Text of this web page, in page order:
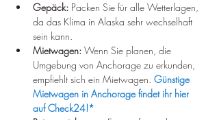
Gepäck: Packen Sie für alle Wetterlagen,
da das Klima in Alaska sehr wechselhaft
sein kann.
Mietwagen: Wenn Sie planen, die
Umgebung von Anchorage zu erkunden,
empfiehlt sich ein Mietwagen. Günstige
Mietwagen in Anchorage findet ihr hier
auf Check24!*